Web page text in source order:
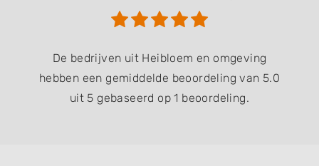
De bedrijven uit Heibloem en omgeving
hebben een gemiddelde beoordeling van 5.0
uit 5 gebaseerd op 1 beoordeling.